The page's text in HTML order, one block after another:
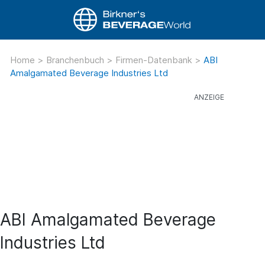
Home > Branchenbuch > Firmen-Datenbank > ABI
Amalgamated Beverage Industries Ltd
ABI Amalgamated Beverage
Industries Ltd